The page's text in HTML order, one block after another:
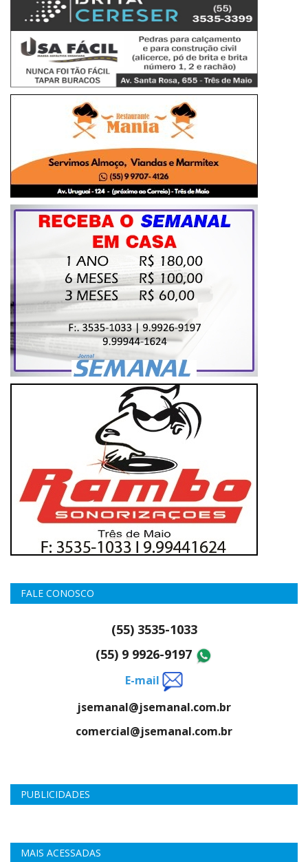
FALE CONOSCO
(55) 3535-1033
(55) 9 9926-9197
E-mail
jsemanal@jsemanal.com.br
comercial@jsemanal.com.br
PUBLICIDADES
MAIS ACESSADAS